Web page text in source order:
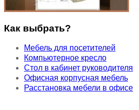
Как выбрать?
Мебель для посетителей
Компьютерное кресло
Стол в кабинет руководителя
Офисная корпусная мебель
Расстановка мебели в офисе